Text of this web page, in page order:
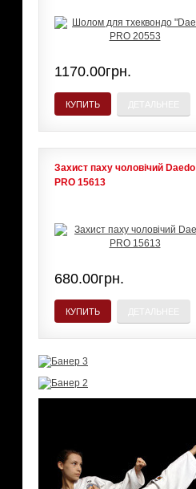
1170.00грн.
КУПИТЬ
Захист паху чоловічий Daedo
PRO 15613
680.00грн.
КУПИТЬ